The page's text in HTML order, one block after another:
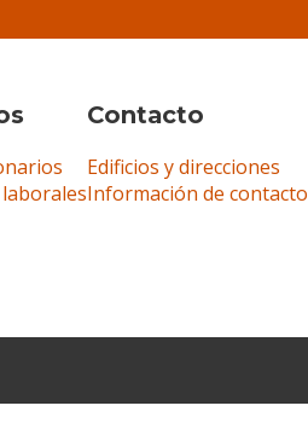
Contacto
Edificios y direcciones
Información de contacto